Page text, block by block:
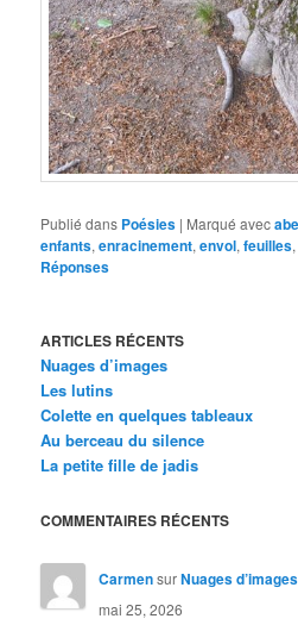
Publié dans Poésies | Marqué avec
enfants,enracinement,envol,feuilles
Réponses
ARTICLES RÉCENTS
Nuages d’images
Les lutins
Colette en quelques tableaux
Au berceau du silence
La petite fille de jadis
COMMENTAIRES RÉCENTS
CarmensurNuages d’images
mai 25, 2026